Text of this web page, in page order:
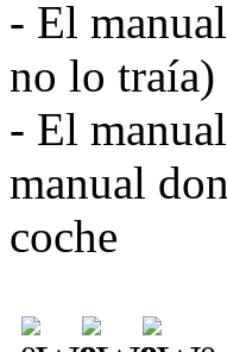
- El
no lo traía)
- El
manual
coche